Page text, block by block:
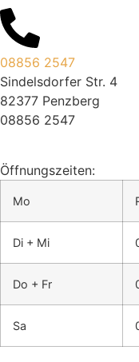
08856 2547
Sindelsdorfer Str. 4
82377 Penzberg
08856 2547
Öffnungszeiten:
Mo
Di + Mi
Do + Fr
Sa